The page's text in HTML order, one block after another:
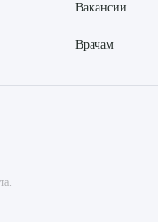
Вакансии
Врачам